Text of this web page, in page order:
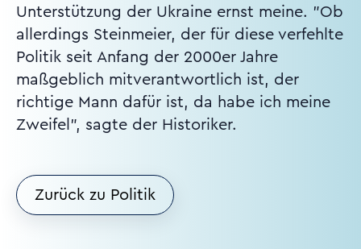
Unterstützung der Ukraine ernst meine. "Ob
allerdings Steinmeier, der für diese verfehlte
Politik seit Anfang der 2000er Jahre
maßgeblich mitverantwortlich ist, der
richtige Mann dafür ist, da habe ich meine
Zweifel", sagte der Historiker.
Zurück zu Politik